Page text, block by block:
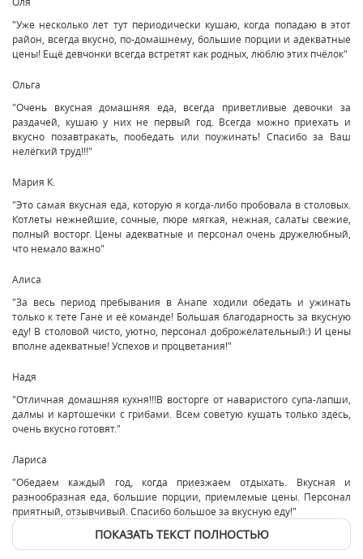
"Уже несколько лет тут периодически кушаю, когда попадаю в этот
район, всегда вкусно, по-домашнему, большие порции и адекватные
цены! Ещё девчонки всегда встретят как родных, люблю этих пчёлок"
Ольга
"Очень вкусная домашняя еда, всегда приветливые девочки за
раздачей, кушаю у них не первый год. Всегда можно приехать и
вкусно позавтракать, пообедать или поужинать! Спасибо за Ваш
нелёгкий труд!!!"
Мария К.
"Это самая вкусная еда, которую я когда-либо пробовала в столовых.
Котлеты нежнейшие, сочные, пюре мягкая, нежная, салаты свежие,
полный восторг. Цены адекватные и персонал очень дружелюбный,
что немало важно"
Алиса
"За весь период пребывания в Анапе ходили обедать и ужинать
только к тете Гане и её команде! Большая благодарность за вкусную
еду! В столовой чисто, уютно, персонал доброжелательный:) И цены
вполне адекватные! Успехов и процветания!"
Надя
"Отличная домашняя кухня!!!В восторге от наваристого супа-лапши,
далмы и картошечки с грибами. Всем советую кушать только здесь,
очень вкусно готовят."
Лариса
"Обедаем каждый год, когда приезжаем отдыхать. Вкусная и
разнообразная еда, большие порции, приемлемые цены. Персонал
приятный, отзывчивый. Спасибо большое за вкусную еду!"
ПОКАЗАТЬ ТЕКСТ ПОЛНОСТЬЮ